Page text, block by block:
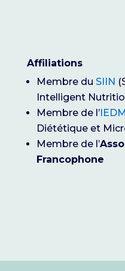
Affiliations
Membre du SIIN
Intelligent
Membre de l’IEDM
Diététique et
Membre de l’
Francophone